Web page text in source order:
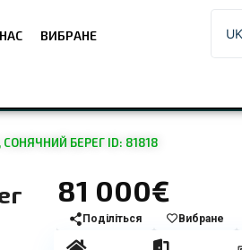
ВИБРАНЕ UK
СОНЯЧНИЙ БЕРЕГ ID: 81818
81 000€
Поділіться Вибране